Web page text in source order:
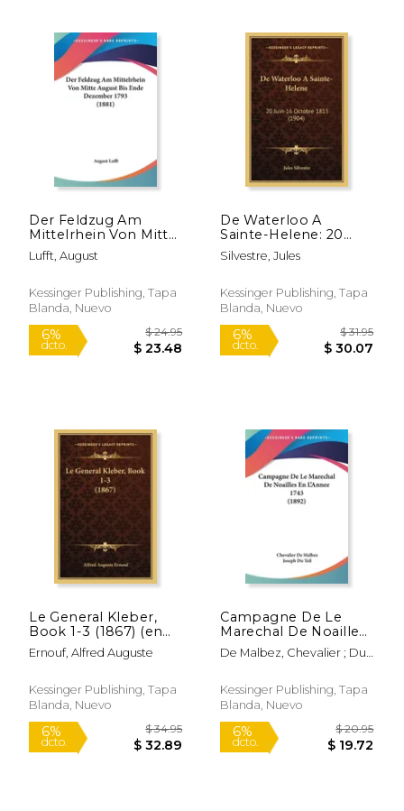
Der Feldzug Am
Mittelrhein Von Mitte
August Bis Ende
Dezember 1793
Lufft, August
Kessinger Publishing, Tapa
Blanda, Nuevo
De Waterloo A
Sainte-Helene: 20
Juin-16 Octobre 1815
(1904) (en Francés)
Silvestre, Jules
Kessinger Publishing, Tapa
Blanda, Nuevo
Le General Kleber,
Book 1-3 (1867) (en
Francés)
Ernouf, Alfred Auguste
Kessinger Publishing, Tapa
Blanda, Nuevo
Campagne De Le
Marechal De Noailles
En L'Annee 1743
(1892) (en Francés)
De Malbez, Chevalier ; Du
Kessinger Publishing, Tapa
Blanda, Nuevo